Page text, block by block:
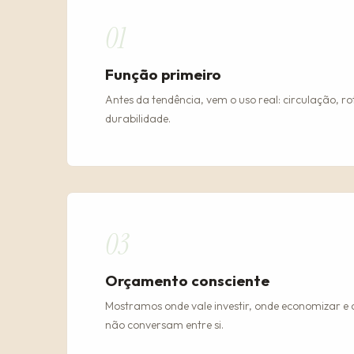
01
Função primeiro
Antes da tendência, vem o uso real: circulação,
durabilidade.
03
Orçamento consciente
Mostramos onde vale investir, onde economizar
não conversam entre si.